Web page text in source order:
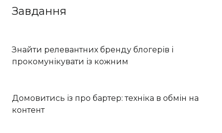
Завдання
Знайти релевантних бренду блогерів і
прокомунікувати із кожним
Домовитись із про бартер: техніка в обмін на
контент